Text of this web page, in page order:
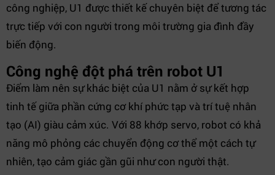
công nghiệp, U1 được thiết kế chuyên biệt để tương tác
trực tiếp với con người trong môi trường gia đình đầy
biến động.
Công nghệ đột phá trên robot U1
Điểm làm nên sự khác biệt của U1 nằm ở sự kết hợp
tinh tế giữa phần cứng cơ khí phức tạp và trí tuệ nhân
tạo (AI) giàu cảm xúc. Với 88 khớp servo, robot có khả
năng mô phỏng các chuyển động cơ thể một cách tự
nhiên, tạo cảm giác gần gũi như con người thật.